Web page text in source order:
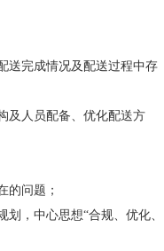
送完成情况及配送过程中存
及人员配备、优化配送方
的问题；
，中心思想“合规、优化、